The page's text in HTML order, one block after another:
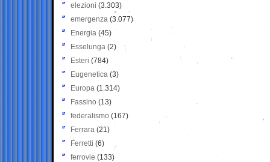
elezioni (3.303)
emergenza (3.077)
Energia (45)
Esselunga (2)
Esteri (784)
Eugenetica (3)
Europa (1.314)
Fassino (13)
federalismo (167)
Ferrara (21)
Ferretti (6)
ferrovie (133)